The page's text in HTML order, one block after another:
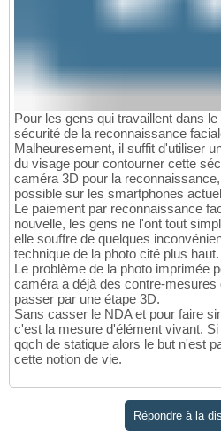
Pour les gens qui travaillent dans
sécurité de la reconnaissance
Malheuresement, il suffit d'utiliser
du visage pour contourner cette
caméra 3D pour la
possible sur les smartphones
Le paiement par reconnaissance
nouvelle, les gens ne l'ont tout
elle souffre de quelques
technique de la photo cité plus haut.
Le problème de la photo imprimée
caméra a déjà des contre-mesures
passer par une étape 3D.
Sans casser le NDA et pour faire
c'est la mesure d'élément vivant.
qqch de statique alors le but n'est
cette notion de vie.
Répondre à la